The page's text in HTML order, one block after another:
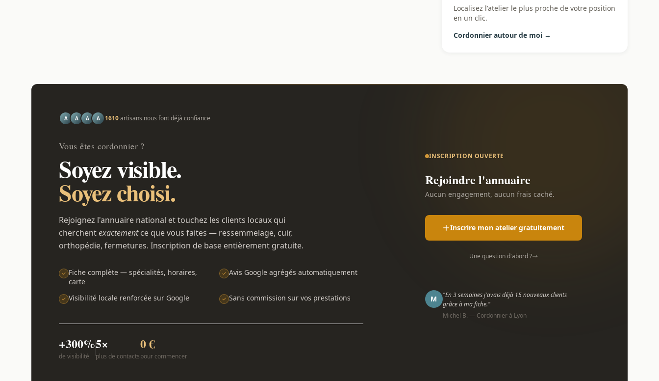
Localisez l'atelier le plus proche de votre position
en un clic.
Cordonnier autour de moi →
A A A A 1610artisans nous font déjà confiance
Vous êtes cordonnier ?
Soyez visible.
Soyez choisi.
Rejoignez l'annuaire national et touchez les clients locaux qui
cherchentexactementce que vous faites — ressemmelage, cuir,
orthopédie, fermetures. Inscription de base entièrement gratuite.
Fiche complète — spécialités, horaires,
carte
Avis Google agrégés automatiquement
Visibilité locale renforcée sur Google Sans commission sur vos prestations
+300%
de visibilité
5×
plus de contacts
0 €
pour commencer
INSCRIPTION OUVERTE
Rejoindre l'annuaire
Aucun engagement, aucun frais caché.
Inscrire mon atelier gratuitement
Une question d'abord ?
M
"En 3 semaines j'avais déjà 15 nouveaux clients
grâce à ma fiche."
Michel B. — Cordonnier à Lyon